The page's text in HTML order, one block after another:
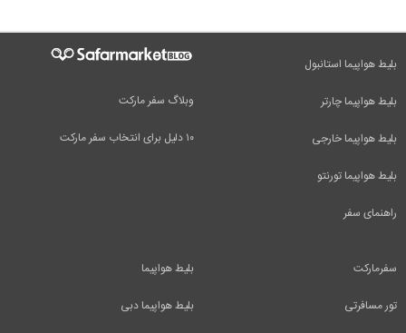
وبلاگ سفر مارکت
۱۰ دلیل برای انتخاب سفر مارکت
بلیط هواپیما استانبول
بلیط هواپیما چارتر
بلیط هواپیما خارجی
بلیط هواپیما تورنتو
راهنمای سفر
بلیط هواپیما
بلیط هواپیما دبی
سفرمارکت
تور مسافرتی